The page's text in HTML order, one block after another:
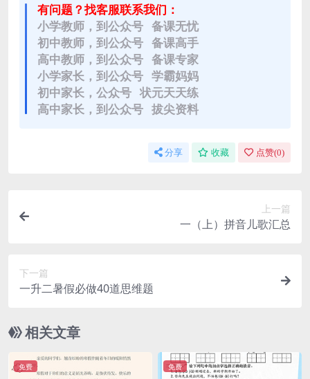
有问题？找客服联系我们：
小学教师，到公众号 备课无忧
初中教师，到公众号 备课高手
高中教师，到公众号 备课专家
小学家长，到公众号 学霸妈妈
初中家长，公众号 状元天天练
高中家长，到公众号 拔尖资料
分享 收藏 点赞(0)
上一篇
一（上）拼音儿歌汇总
下一篇
一升二暑假必做40道思维题
相关文章
免费 免费